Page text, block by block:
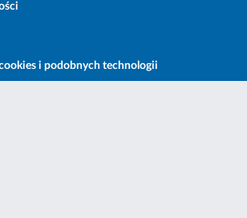
i podobnych technologii